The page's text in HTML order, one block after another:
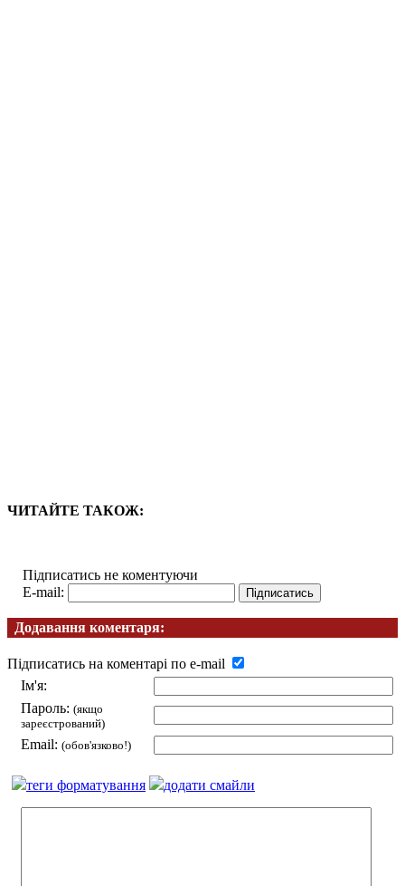
ЧИТАЙТЕ ТАКОЖ:
Підписатись не коментуючи
E-mail:
Додавання коментаря:
Підписатись на коментарі по e-mail
Ім'я:
Пароль: (якщо
зареєстрований)
Email: (обов'язково!)
теги форматування додати смайли